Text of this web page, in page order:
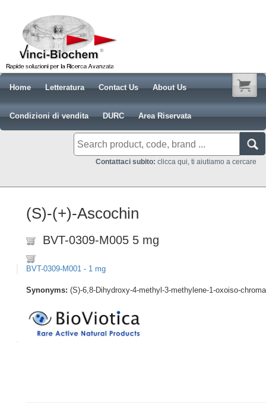
Home Letteratura Contact Us About Us
Condizioni di vendita DURC Area Riservata
Contattaci subito: clicca qui, ti aiutiamo a cercare
(S)-(+)-Ascochin
BVT-0309-M005 5 mg
BVT-0309-M001 - 1 mg
Synonyms: (S)-6,8-Dihydroxy-4-methyl-3-methylene-1-oxoiso-